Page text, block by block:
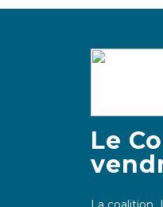
Le